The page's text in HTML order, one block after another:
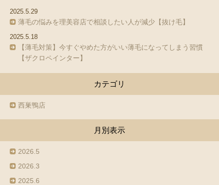
2025.5.29
薄毛の悩みを理美容店で相談したい人が減少【抜け毛】
2025.5.18
【薄毛対策】今すぐやめた方がいい薄毛になってしまう習慣
【ザクロペインター】
カテゴリ
西巣鴨店
月別表示
2026.5
2026.3
2025.6